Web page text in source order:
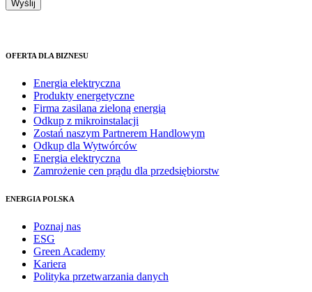
OFERTA DLA BIZNESU
Energia elektryczna
Produkty energetyczne
Firma zasilana zieloną energią
Odkup z mikroinstalacji
Zostań naszym Partnerem Handlowym
Odkup dla Wytwórców
Energia elektryczna
Zamrożenie cen prądu dla przedsiębiorstw
ENERGIA POLSKA
Poznaj nas
ESG
Green Academy
Kariera
Polityka przetwarzania danych